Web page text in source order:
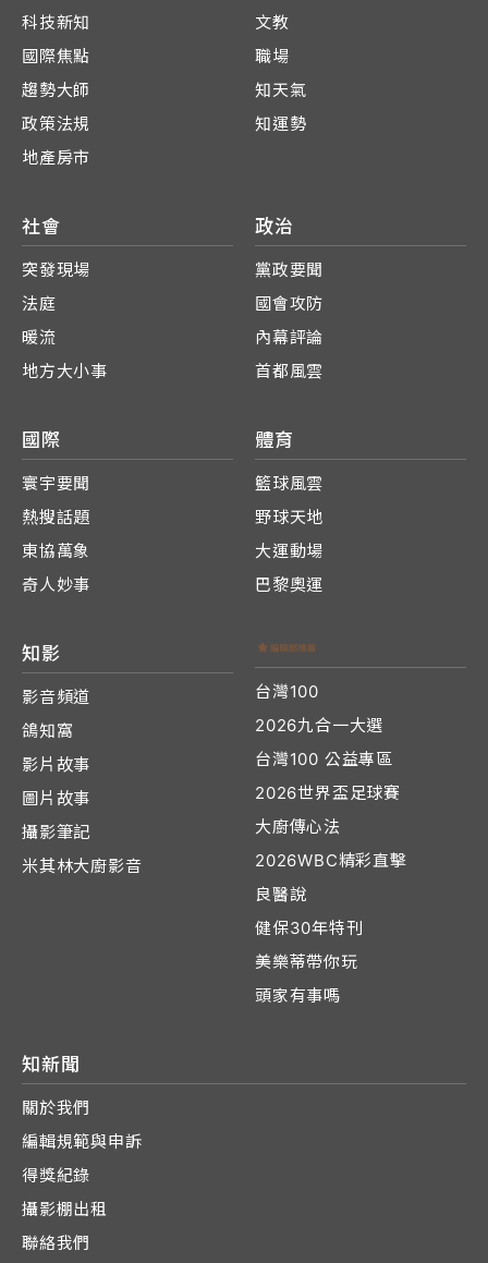
科技新知
國際焦點
趨勢大師
政策法規
地產房市
文教
職場
知天氣
知運勢
社會
突發現場
法庭
暖流
地方大小事
政治
黨政要聞
國會攻防
內幕評論
首都風雲
國際
寰宇要聞
熱搜話題
東協萬象
奇人妙事
體育
籃球風雲
野球天地
大運動場
巴黎奧運
知影
影音頻道
鴿知窩
影片故事
圖片故事
攝影筆記
米其林大廚影音
台灣100
2026九合一大選
台灣100 公益專區
2026世界盃足球賽
大廚傳心法
2026WBC精彩直擊
良醫說
健保30年特刊
美樂蒂帶你玩
頭家有事嗎
知新聞
關於我們
編輯規範與申訴
得獎紀錄
攝影棚出租
聯絡我們